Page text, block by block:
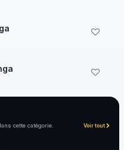
cette catégorie. Voir tout